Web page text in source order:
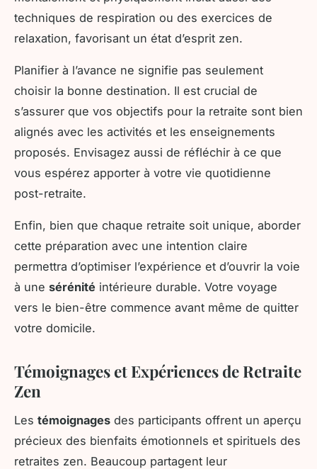
techniques de respiration ou des exercices de
relaxation, favorisant un état d’esprit zen.
Planifier à l’avance ne signifie pas seulement
choisir la bonne destination. Il est crucial de
s’assurer que vos objectifs pour la retraite sont bien
alignés avec les activités et les enseignements
proposés. Envisagez aussi de réfléchir à ce que
vous espérez apporter à votre vie quotidienne
post-retraite.
Enfin, bien que chaque retraite soit unique, aborder
cette préparation avec une intention claire
permettra d’optimiser l’expérience et d’ouvrir la voie
à une sérénité intérieure durable. Votre voyage
vers le bien-être commence avant même de quitter
votre domicile.
Témoignages et Expériences de Retraite
Zen
Les témoignages des participants offrent un aperçu
précieux des bienfaits émotionnels et spirituels des
retraites zen. Beaucoup partagent leur